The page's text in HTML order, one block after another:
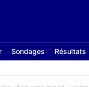
Sondages Résultats